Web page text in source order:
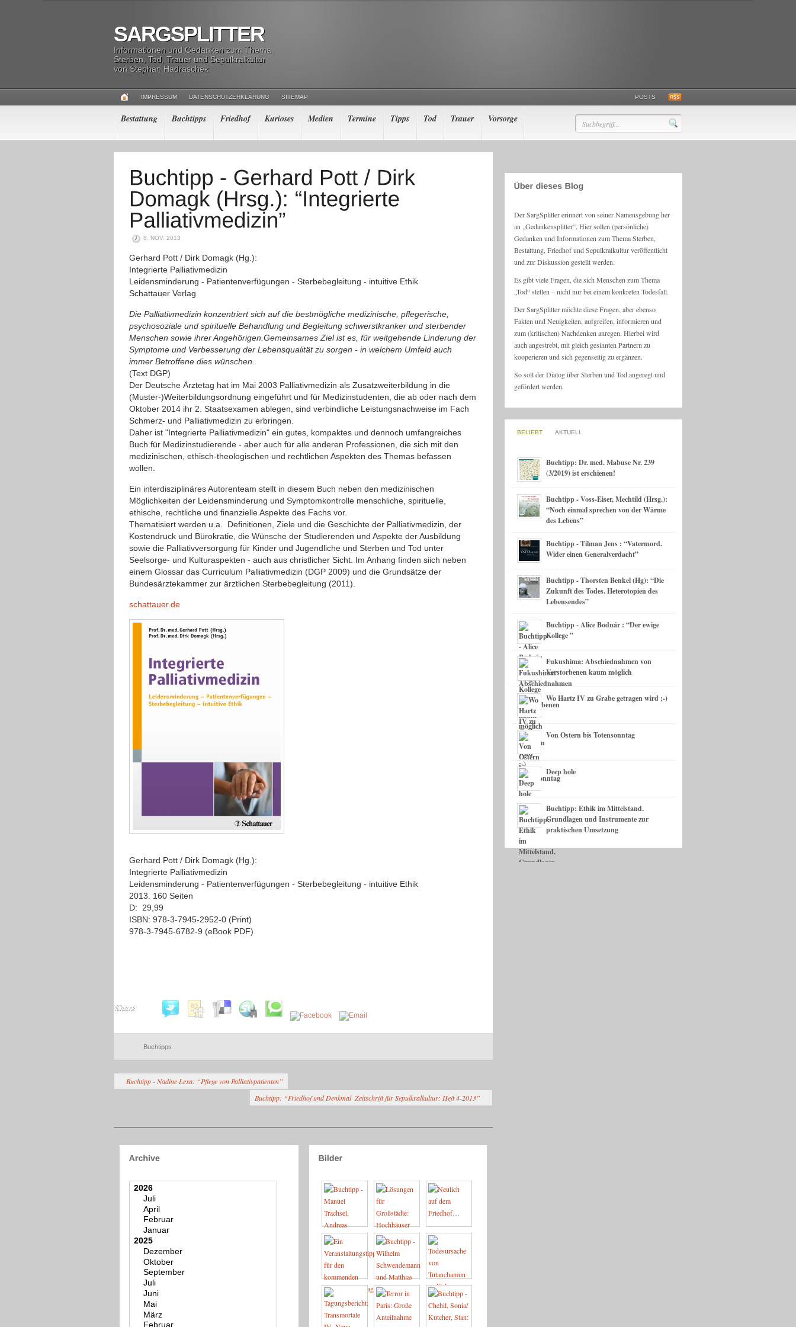
SARGSPLITTER
Informationen und Gedanken zum Thema
Sterben, Tod, Trauer und Sepulkralkultur
von Stephan Hadraschek
IMPRESSUM DATENSCHUTZERKLÄRUNG SITEMAP POSTS
Bestattung Buchtipps Friedhof Kurioses Medien Termine Tipps Tod Trauer Vorsorge
8. NOV. 2013
Gerhard Pott / Dirk Domagk (Hg.):
Integrierte Palliativmedizin
Leidensminderung - Patientenverfügungen - Sterbebegleitung - intuitive Ethik
Schattauer Verlag
Die Palliativmedizin konzentriert sich auf die bestmögliche medizinische, pflegerische,
psychosoziale und spirituelle Behandlung und Begleitung schwerstkranker und sterbender
Menschen sowie ihrer Angehörigen.Gemeinsames Ziel ist es, für weitgehende Linderung der
Symptome und Verbesserung der Lebensqualität zu sorgen - in welchem Umfeld auch
immer Betroffene dies wünschen.
(Text DGP)
Der Deutsche Ärztetag hat im Mai 2003 Palliativmedizin als Zusatzweiterbildung in die
(Muster-)Weiterbildungsordnung eingeführt und für Medizinstudenten, die ab oder nach dem
Oktober 2014 ihr 2. Staatsexamen ablegen, sind verbindliche Leistungsnachweise im Fach
Schmerz- und Palliativmedizin zu erbringen.
Daher ist "Integrierte Palliativmedizin" ein gutes, kompaktes und dennoch umfangreiches
Buch für Medizinstudierende - aber auch für alle anderen Professionen, die sich mit den
medizinischen, ethisch-theologischen und rechtlichen Aspekten des Themas befassen
wollen.
Ein interdisziplinäres Autorenteam stellt in diesem Buch neben den medizinischen
Möglichkeiten der Leidensminderung und Symptomkontrolle menschliche, spirituelle,
ethische, rechtliche und finanzielle Aspekte des Fachs vor.
Thematisiert werden u.a. Definitionen, Ziele und die Geschichte der Palliativmedizin, der
Kostendruck und Bürokratie, die Wünsche der Studierenden und Aspekte der Ausbildung
sowie die Palliativversorgung für Kinder und Jugendliche und Sterben und Tod unter
Seelsorge- und Kulturaspekten - auch aus christlicher Sicht. Im Anhang finden siich neben
einem Glossar das Curriculum Palliativmedizin (DGP 2009) und die Grundsätze der
Bundesärztekammer zur ärztlichen Sterbebegleitung (2011).
schattauer.de
Gerhard Pott / Dirk Domagk (Hg.):
Integrierte Palliativmedizin
Leidensminderung - Patientenverfügungen - Sterbebegleitung - intuitive Ethik
2013. 160 Seiten
D:  29,99
ISBN: 978-3-7945-2952-0 (Print)
978-3-7945-6782-9 (eBook PDF)
Share
Buchtipps
Buchtipp - Nadine Lexa: “Pflege von Palliativpatienten”
Buchtipp: “Friedhof und Denkmal  Zeitschrift für Sepulkralkultur: Heft 4-2013”
Der SargSplitter erinnert von seiner Namensgebung her
an „Gedankensplitter“. Hier sollen (persönliche)
Gedanken und Informationen zum Thema Sterben,
Bestattung, Friedhof und Sepulkralkultur veröffentlicht
und zur Diskussion gestellt werden.
Es gibt viele Fragen, die sich Menschen zum Thema
„Tod“ stellen – nicht nur bei einem konkreten Todesfall.
Der SargSplitter möchte diese Fragen, aber ebenso
Fakten und Neuigkeiten, aufgreifen, informieren und
zum (kritischen) Nachdenken anregen. Hierbei wird
auch angestrebt, mit gleich gesinnten Partnern zu
kooperieren und sich gegenseitig zu ergänzen.
So soll der Dialog über Sterben und Tod angeregt und
gefördert werden.
BELIEBT AKTUELL
Buchtipp: Dr. med. Mabuse Nr. 239
(3/2019) ist erschienen!
Buchtipp - Voss-Eiser, Mechtild (Hrsg.):
“Noch einmal sprechen von der Wärme
des Lebens”
Buchtipp - Tilman Jens : “Vatermord.
Wider einen Generalverdacht”
Buchtipp - Thorsten Benkel (Hg): “Die
Zukunft des Todes. Heterotopien des
Lebensendes”
Buchtipp - Alice Bodnár : “Der ewige
Kollege ”
Fukushima: Abschiednahmen von
Verstorbenen kaum möglich
Wo Hartz IV zu Grabe getragen wird ;-)
Von Ostern bis Totensonntag
Deep hole
Buchtipp: Ethik im Mittelstand.
Grundlagen und Instrumente zur
praktischen Umsetzung